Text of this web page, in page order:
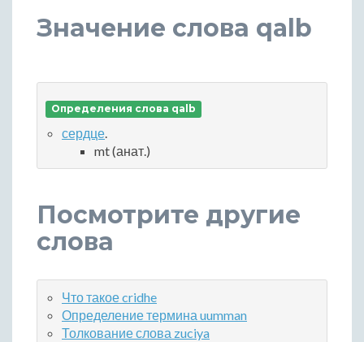
Значение слова qalb
Определения слова qalb
сердце.
mt (анат.)
Посмотрите другие
слова
Что такое cridhe
Определение термина uumman
Толкование слова zuciya